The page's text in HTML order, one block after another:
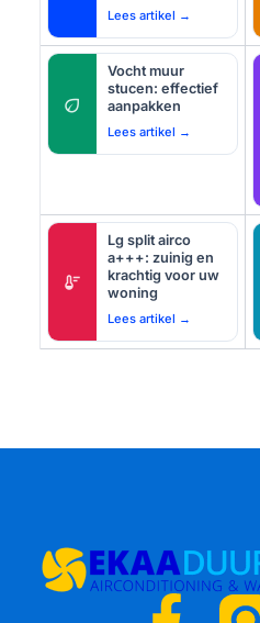
Lees artikel →
eco
Vocht muur
stucen: effectief
aanpakken
Lees artikel →
thermostat
Lg split airco
a+++: zuinig en
krachtig voor uw
woning
Lees artikel →